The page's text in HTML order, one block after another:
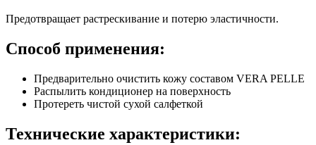
Предотвращает растрескивание и потерю эластичности.
Способ применения:
Предварительно очистить кожу составом VERA PELLE
Распылить кондиционер на поверхность
Протереть чистой сухой салфеткой
Технические характеристики: